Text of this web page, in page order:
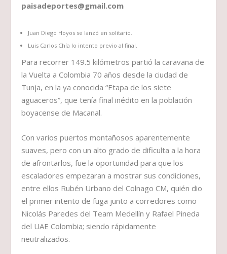
paisadeportes@gmail.com
Juan Diego Hoyos se lanzó en solitario.
Luis Carlos Chía lo intento previo al final.
Para recorrer 149.5 kilómetros partió la caravana de
la Vuelta a Colombia 70 años desde la ciudad de
Tunja, en la ya conocida “Etapa de los siete
aguaceros”, que tenía final inédito en la población
boyacense de Macanal.
Con varios puertos montañosos aparentemente
suaves, pero con un alto grado de dificulta a la hora
de afrontarlos, fue la oportunidad para que los
escaladores empezaran a mostrar sus condiciones,
entre ellos Rubén Urbano del Colnago CM, quién dio
el primer intento de fuga junto a corredores como
Nicolás Paredes del Team Medellín y Rafael Pineda
del UAE Colombia; siendo rápidamente
neutralizados.